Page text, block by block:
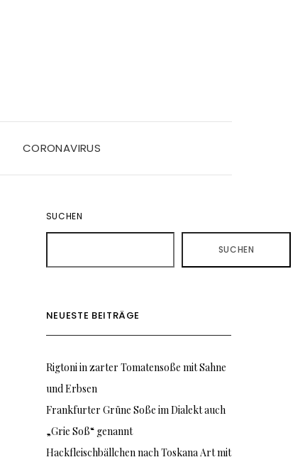
CORONAVIRUS
SUCHEN
SUCHEN
NEUESTE BEITRÄGE
Rigtoni in zarter Tomatensoße mit Sahne
und Erbsen
Frankfurter Grüne Soße im Dialekt auch
„Grie Soß“ genannt
Hackfleischbällchen nach Toskana Art mit